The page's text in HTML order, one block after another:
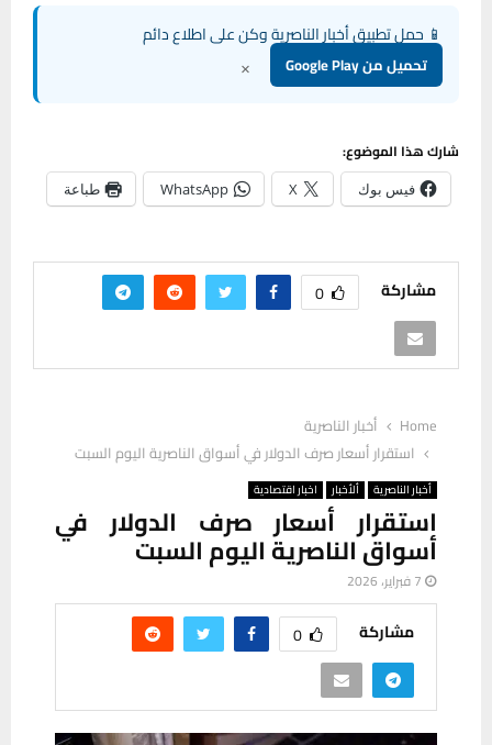
📱 حمل تطبيق أخبار الناصرية وكن على اطلاع دائم
تحميل من Google Play ×
شارك هذا الموضوع:
فيس بوك X
WhatsApp طباعة
مشاركة 0
Home
أخبار الناصرية
استقرار أسعار صرف الدولار في أسواق الناصرية اليوم السبت
أخبار الناصرية ألأخبار اخبار اقتصادية
استقرار أسعار صرف الدولار في
أسواق الناصرية اليوم السبت
7 فبراير، 2026
مشاركة 0